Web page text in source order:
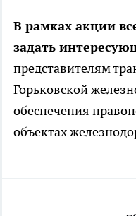
В рамках акции
задать
представителям
Горьковской
обеспечения
объектах